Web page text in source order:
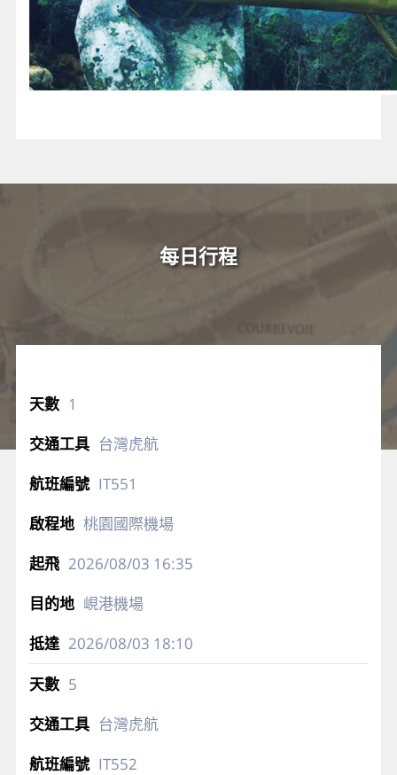
每日行程
1
台灣虎航
IT551
桃園國際機場
2026/08/03 16:35
峴港機場
2026/08/03 18:10
5
台灣虎航
IT552